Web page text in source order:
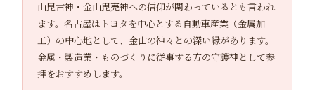
山毘古神・金山毘売神への信仰が関わっているとも言われ
ます。名古屋はトヨタを中心とする自動車産業（金属加
工）の中心地として、金山の神々との深い縁があります。
金属・製造業・ものづくりに従事する方の守護神として参
拝をおすすめします。